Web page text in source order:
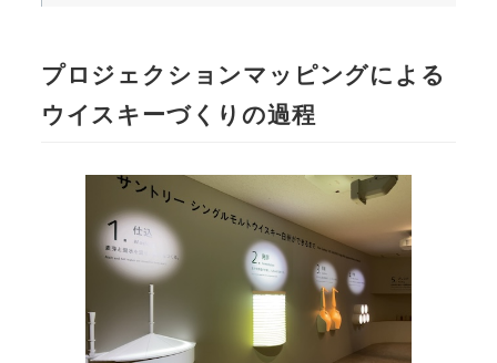
プロジェクションマッピングによる
ウイスキーづくりの過程